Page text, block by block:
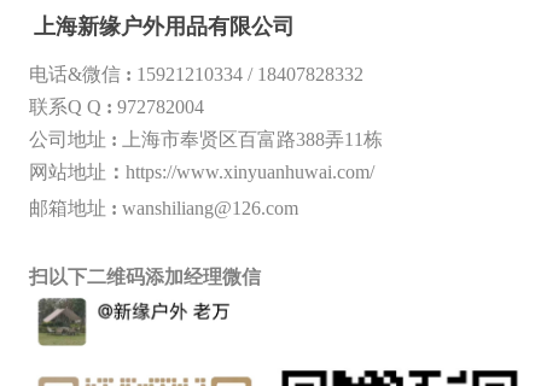
上海新缘户外用品有限公司
电话&微信: 15921210334 / 18407828332
联系Q Q : 972782004
公司地址 :
上海市奉贤区百富路388弄11栋
网站地址 ： https://www.xinyuanhuwai.com/
邮箱地址 : wanshiliang@126.com
扫以下二维码添加经理微信